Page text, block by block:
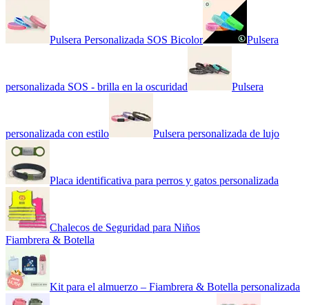
Pulsera Personalizada SOS Bicolor Pulsera
personalizada SOS - brilla en la oscuridad Pulsera
personalizada con estilo Pulsera personalizada de lujo
Placa identificativa para perros y gatos personalizada
Chalecos de Seguridad para Niños
Fiambrera & Botella
Kit para el almuerzo – Fiambrera & Botella personalizada